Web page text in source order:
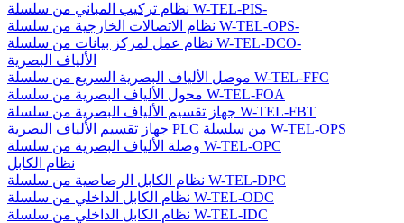
نظام تركيب المباني من سلسلة W-TEL-PIS-
نظام الاتصالات الخارجية من سلسلة W-TEL-OPS-
نظام عمل لمركز بيانات من سلسلة W-TEL-DCO-
الألياف البصرية
موصل الألياف البصرية السريع من سلسلة W-TEL-FFC
محول الألياف البصرية من سلسلة W-TEL-FOA
جهاز تقسيم الألياف البصرية من سلسلة W-TEL-FBT
جهاز تقسيم الألياف البصرية PLC من سلسلة W-TEL-OPS
وصلة الألياف البصرية من سلسلة W-TEL-OPC
نظام الكابل
نظام الكابل الرصاصية من سلسلة W-TEL-DPC
نظام الكابل الداخلي من سلسلة W-TEL-ODC
نظام الكابل الداخلي من سلسلة W-TEL-IDC